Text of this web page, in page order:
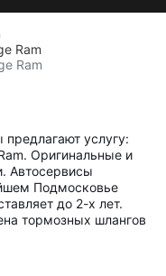
Ram
Ram
услугу:
Оригинальные и
Автосервисы
Подмосковье
до 2-х лет.
тормозных шлангов